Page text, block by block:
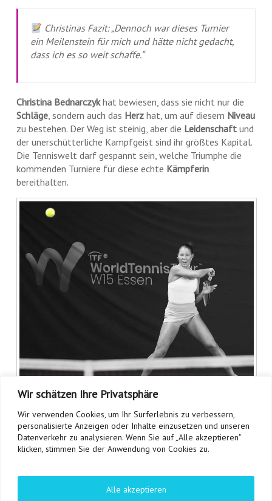
Wir schätzen Ihre Privatsphäre
Wir verwenden Cookies, um Ihr Surferlebnis zu verbessern,
personalisierte Anzeigen oder Inhalte einzusetzen und unseren
Datenverkehr zu analysieren. Wenn Sie auf „Alle akzeptieren"
klicken, stimmen Sie der Anwendung von Cookies zu.
Alle akzeptieren
Christinas Fazit: „Dennoch war dieses Turnier
ein Meilenstein für mich und hätte nicht gedacht,
dass ich es so weit schaffe.“
Christina Bednarczykhat bewiesen, dass sie nicht nur die
Schläge, sondern auch das Herz hat, um auf diesem Niveau
zu bestehen. Der Weg ist steinig, aber die Leidenschaft und
der unerschütterliche Kampfgeist sind ihr größtes Kapital.
Die Tenniswelt darf gespannt sein, welche Triumphe die
kommenden Turniere für diese echte Kämpferin
bereithalten.
Bild: TVN